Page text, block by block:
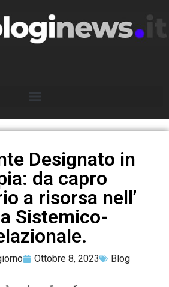
Designato in
da capro
a risorsa nell’
Sistemico-
Ottobre 8, 2023 Blog